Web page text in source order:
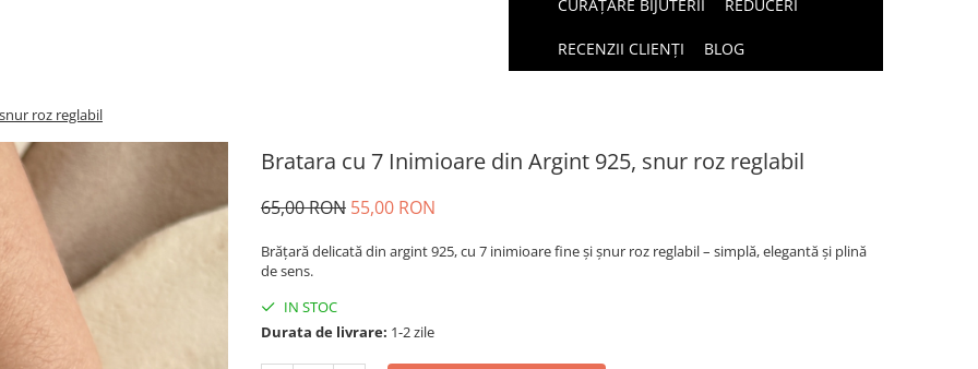
CURĂȚARE BIJUTERII REDUCERI
RECENZII CLIENȚI BLOG
roz reglabil
Bratara cu 7 Inimioare din Argint 925, snur roz reglabil
65,00 RON 55,00 RON
Brățară delicată din argint 925, cu 7 inimioare fine și șnur roz reglabil – simplă, elegantă și plină
de sens.
IN STOC
Durata de livrare: 1-2 zile